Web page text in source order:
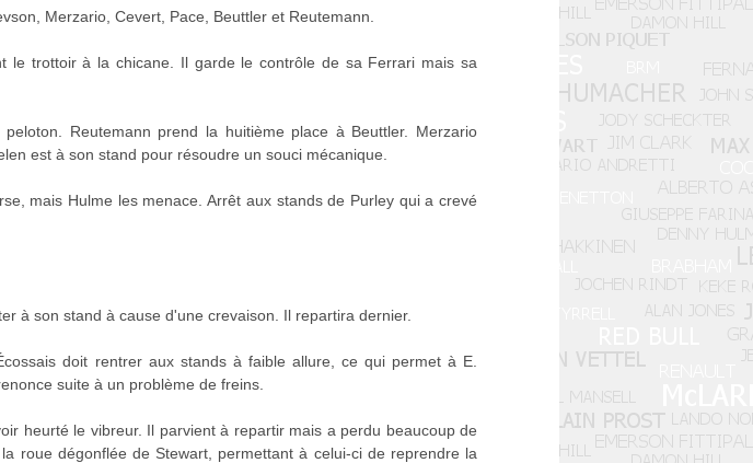
Merzario, Cevert, Pace, Beuttler et Reutemann.
le trottoir à la chicane. Il garde le contrôle de sa Ferrari mais sa
Reutemann prend la huitième place à Beuttler. Merzario
est à son stand pour résoudre un souci mécanique.
mais Hulme les menace. Arrêt aux stands de Purley qui a crevé
à son stand à cause d'une crevaison. Il repartira dernier.
doit rentrer aux stands à faible allure, ce qui permet à E.
suite à un problème de freins.
heurté le vibreur. Il parvient à repartir mais a perdu beaucoup de
roue dégonflée de Stewart, permettant à celui-ci de reprendre la